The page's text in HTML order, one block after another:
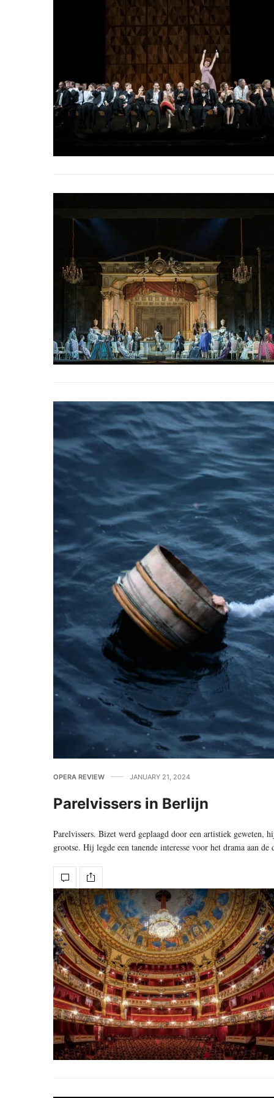
OPERA REVIEW JANUARY 21, 2024
Parelvissers in Berlijn
Parelvissers. Bizet werd geplaagd door een artistiek geweten,
grootse. Hij legde een tanende interesse voor het drama aan de